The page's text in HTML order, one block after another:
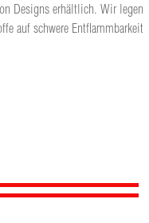
Designs erhältlich. Wir legen
auf schwere Entflammbarkeit